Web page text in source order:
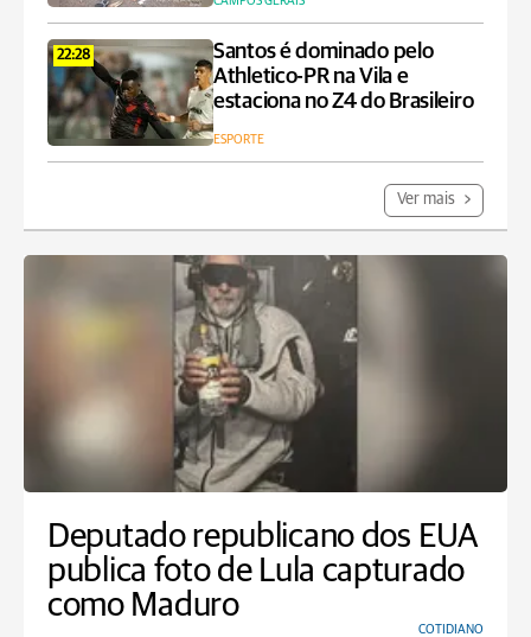
22:28
Santos é dominado pelo
Athletico-PR na Vila e
estaciona no Z4 do Brasileiro
ESPORTE
Ver mais
Deputado republicano dos EUA
publica foto de Lula capturado
como Maduro
COTIDIANO